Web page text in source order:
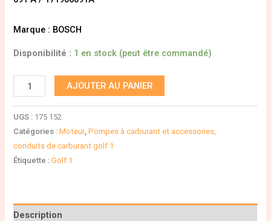
Marque : BOSCH
Disponibilité : 1 en stock (peut être commandé)
AJOUTER AU PANIER
UGS : 175 152
Catégories :Moteur,Pompes à carburant et accessoires,
conduits de carburant golf 1
Étiquette :Golf 1
Description